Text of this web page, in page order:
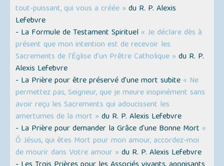
tout-puissant, qui vous a créée » du R. P. Alexis
Lefebvre
- La Formule de Testament Spirituel « Je déclare dès à
présent que mon intention est de recevoir les
Sacrements de l'Église d'un Prêtre Catholique » du R. P.
Alexis Lefebvre
- La Prière pour être préservé d'une mort subite « Ne
permettez pas, Seigneur, que je meure inopinément sans
avoir reçu les Sacrements qui adoucissent les
amertumes de la mort » du R. P. Alexis Lefebvre
- La Prière pour demander la Grâce d'une Bonne Mort «
Ô Jésus, qui êtes Mort pour mon amour, accordez-moi
de mourir dans Votre amour » du R. P. Alexis Lefebvre